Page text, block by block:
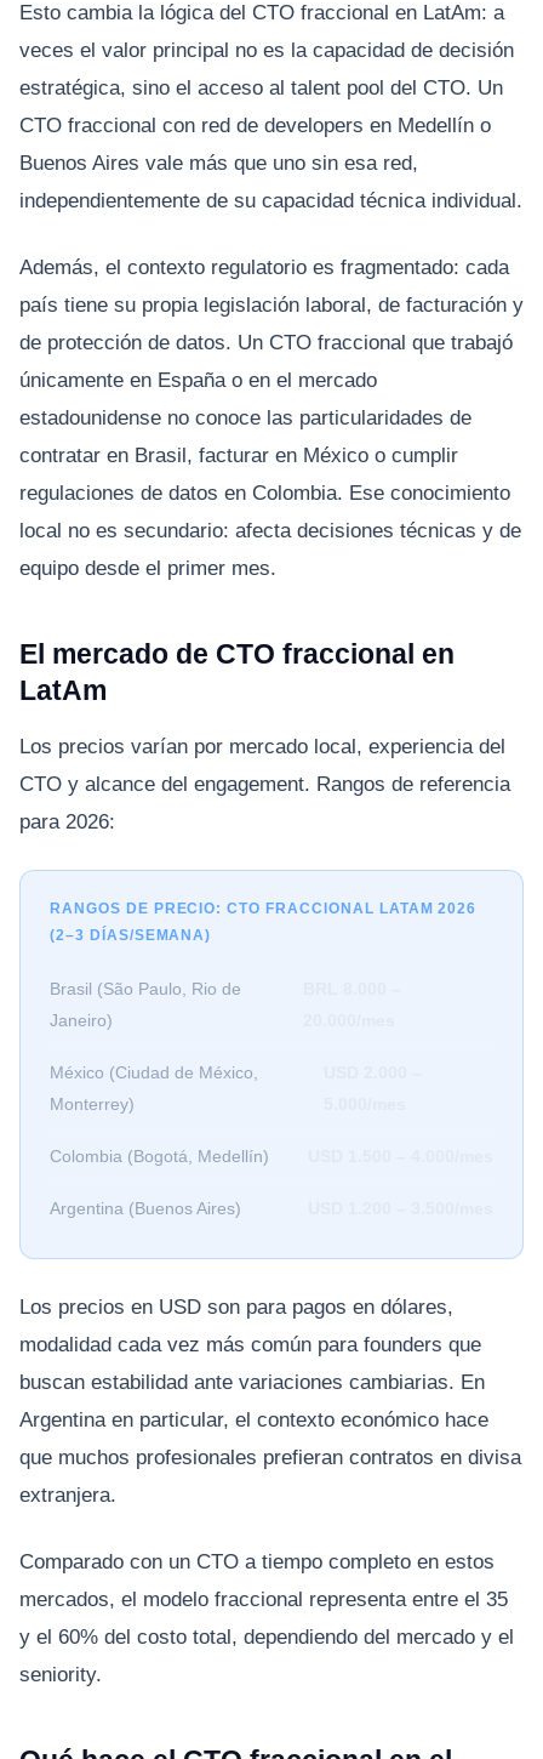
Esto cambia la lógica del CTO fraccional en LatAm: a
veces el valor principal no es la capacidad de decisión
estratégica, sino el acceso al talent pool del CTO. Un
CTO fraccional con red de developers en Medellín o
Buenos Aires vale más que uno sin esa red,
independientemente de su capacidad técnica individual.
Además, el contexto regulatorio es fragmentado: cada
país tiene su propia legislación laboral, de facturación y
de protección de datos. Un CTO fraccional que trabajó
únicamente en España o en el mercado
estadounidense no conoce las particularidades de
contratar en Brasil, facturar en México o cumplir
regulaciones de datos en Colombia. Ese conocimiento
local no es secundario: afecta decisiones técnicas y de
equipo desde el primer mes.
El mercado de CTO fraccional en
LatAm
Los precios varían por mercado local, experiencia del
CTO y alcance del engagement. Rangos de referencia
para 2026:
RANGOS DE PRECIO: CTO FRACCIONAL LATAM 2026
(2–3 DÍAS/SEMANA)
Brasil (São Paulo, Rio de
Janeiro)
México (Ciudad de México,
Monterrey)
Colombia (Bogotá, Medellín)
Argentina (Buenos Aires)
Los precios en USD son para pagos en dólares,
modalidad cada vez más común para founders que
buscan estabilidad ante variaciones cambiarias. En
Argentina en particular, el contexto económico hace
que muchos profesionales prefieran contratos en divisa
extranjera.
Comparado con un CTO a tiempo completo en estos
mercados, el modelo fraccional representa entre el 35
y el 60% del costo total, dependiendo del mercado y el
seniority.